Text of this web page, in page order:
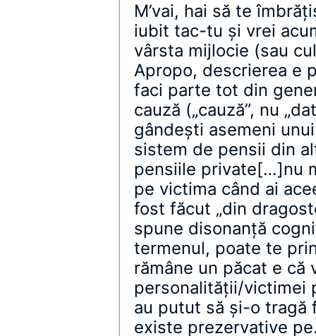
M’vai, hai să te
iubit tac-tu și vrei
vârsta mijlocie (sau
Apropo, descrierea e
faci parte tot din
cauză („cauză”, nu
gândești asemeni
sistem de pensii din
pensiile private[…]nu
pe victima când ai
fost făcut „din
spune disonanță
termenul, poate te
rămâne un păcat e
personalității/victimei
au putut să și-o tragă
existe prezervative